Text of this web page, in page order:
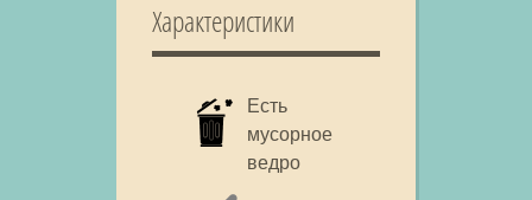
Характеристики
Есть
мусорное
ведро